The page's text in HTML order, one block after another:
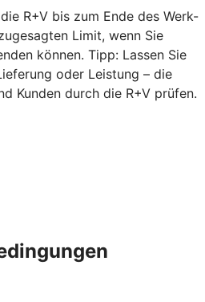
R+V bis zum Ende des Werk-
Limit, wenn Sie
können. Tipp: Lassen Sie
oder Leistung – die
Kunden durch die R+V prüfen.